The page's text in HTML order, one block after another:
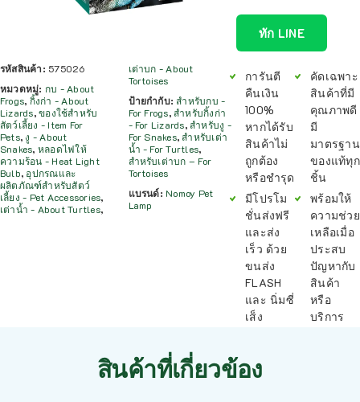
รหัสสินค้า: 575026
หมวดหมู่: กบ - About
Frogs, กิ้งก่า - About
Lizards,ของใช้สำหรับ
สัตว์เลี้ยง - Item For
Pets, งู - About
Snakes, หลอดไฟให้
ความร้อน - Heat Light
Bulb, อุปกรณและ
ผลิตภัณฑ์สำหรับสัตว์
เลี้ยง - Pet Accessories,
เต่าน้ำ - About Turtles,
เต่าบก - About
Tortoises
ป้ายกำกับ:สำหรับกบ -
For Frogs,สำหรับกิ้งก่า
- For Lizards,สำหรับงู -
For Snakes,สำหรับเต่า
น้ำ - For Turtles,
สำหรับเต่าบก – For
Tortoises
แบรนด์: Nomoy Pet
Lamp
ทัก LINE
การันตี
คืนเงิน
100%
หากได้รับ
สินค้าไม่
ถูกต้อง
หรือชำรุด
มีโปรโม
ชั่นส่งฟรี
และส่ง
เร็ว ด้วย
ขนส่ง
FLASH
และ นิ่มซี่
เส็ง
คัดเฉพาะ
สินค้าที่มี
คุณภาพดี
มี
มาตรฐาน
ของแท้ทุก
ชิ้น
พร้อมให้
ความช่วย
เหลือเมื่อ
ประสบ
ปัญหากับ
สินค้า
หรือ
บริการ
สินค้าที่เกี่ยวข้อง